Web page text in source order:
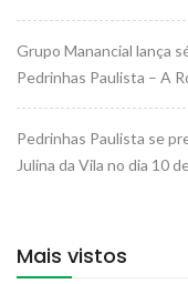
Grupo Manancial lança
Pedrinhas Paulista – A
Pedrinhas Paulista se
Julina da Vila no dia 10
Mais vistos